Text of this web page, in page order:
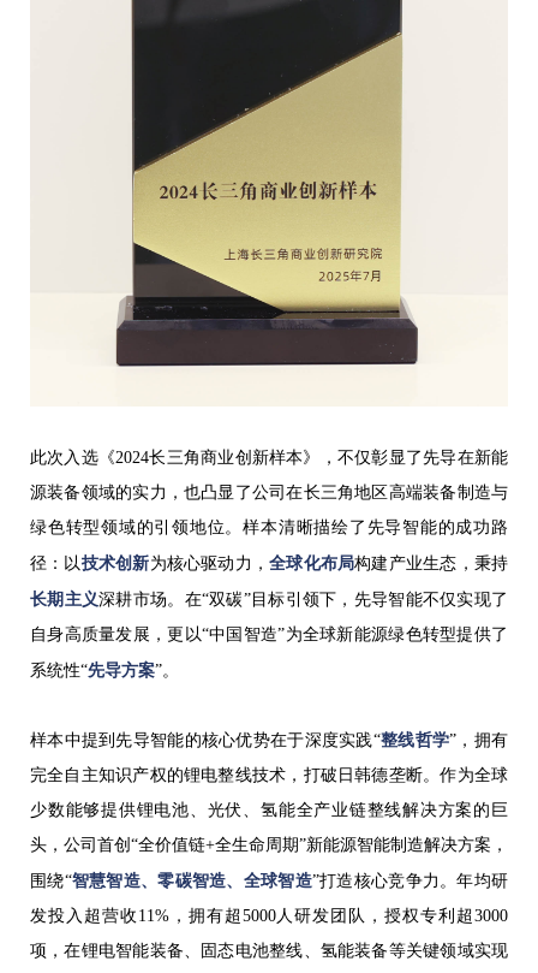
此次入选《2024长三角商业创新样本》，不仅彰显了先导在新能
源装备领域的实力，也凸显了公司在长三角地区高端装备制造与
绿色转型领域的引领地位。样本清晰描绘了先导智能的成功路
径：以 技术创新为核心驱动力，全球化布局构建产业生态，秉持
长期主义深耕市场。在“双碳”目标引领下，先导智能不仅实现了
自身高质量发展，更以“中国智造”为全球新能源绿色转型提供了
系统性“先导方案”。
样本中提到先导智能的核心优势在于深度实践“整线哲学”，拥有
完全自主知识产权的锂电整线技术，打破日韩德垄断。作为全球
少数能够提供锂电池、光伏、氢能全产业链整线解决方案的巨
头，公司首创“全价值链+全生命周期”新能源智能制造解决方案，
围绕“智慧智造、零碳智造、全球智造”打造核心竞争力。年均研
发投入超营收11%，拥有超5000人研发团队，授权专利超3000
项，在锂电智能装备、固态电池整线、氢能装备等关键领域实现